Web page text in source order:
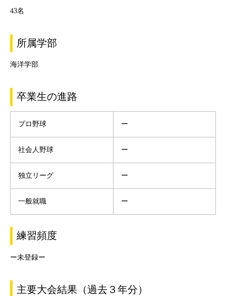
43名
所属学部
海洋学部
卒業生の進路
プロ野球 ー
社会人野球 ー
独立リーグ ー
一般就職 ー
練習頻度
ー未登録ー
主要大会結果（過去３年分）